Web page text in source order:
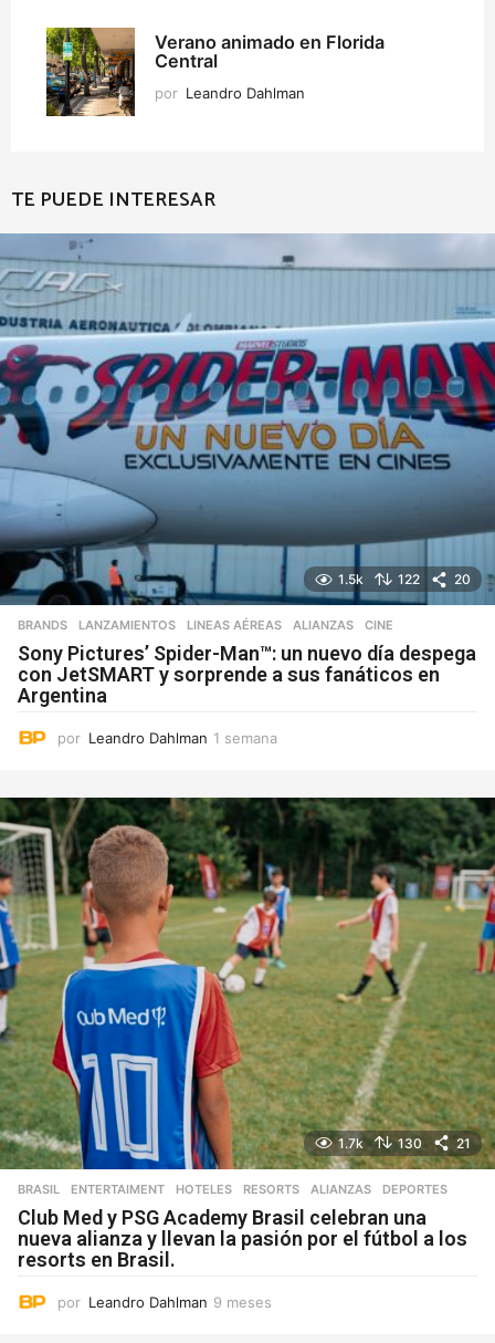
Verano animado en Florida
Central
por Leandro Dahlman
TE PUEDE INTERESAR
1.5k 122 20
BRANDS ,LANZAMIENTOS ,LINEAS AÉREAS ALIANZAS ,CINE
Sony Pictures’ Spider-Man™: un nuevo día despega
con JetSMART y sorprende a sus fanáticos en
Argentina
por Leandro Dahlman 1 semana
m
a
a
1.7k 130 21
BRASIL ,ENTERTAIMENT ,HOTELES ,RESORTS ALIANZAS ,DEPORTES
Club Med y PSG Academy Brasil celebran una
nueva alianza y llevan la pasión por el fútbol a los
resorts en Brasil.
por Leandro Dahlman 9 meses